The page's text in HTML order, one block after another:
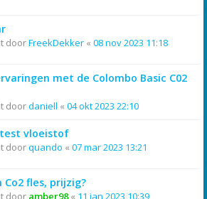
doorFreekDekker « 08 nov 2023 11:18
met de Colombo Basic C02
doordaniell « 04 okt 2023 22:10
vloeistof
doorquando « 07 mar 2023 13:21
Co2 fles, prijzig?
door amber98« 11 jan 2023 10:39